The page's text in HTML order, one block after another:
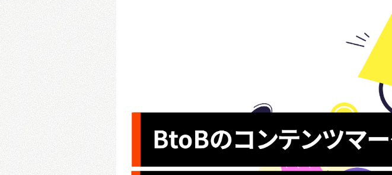
Local Media
BtoBサイト制作
オウンドメディア制作・構築
LP制作
ロゴ・VI制作